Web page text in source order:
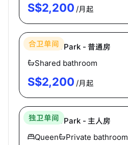
S$2,200 /月起
合卫单间
3 Holland Park - 普通房
Shared bathroom
S$2,200 /月起
独卫单间
3 Holland Park - 主人房
Queen
Private bathroom